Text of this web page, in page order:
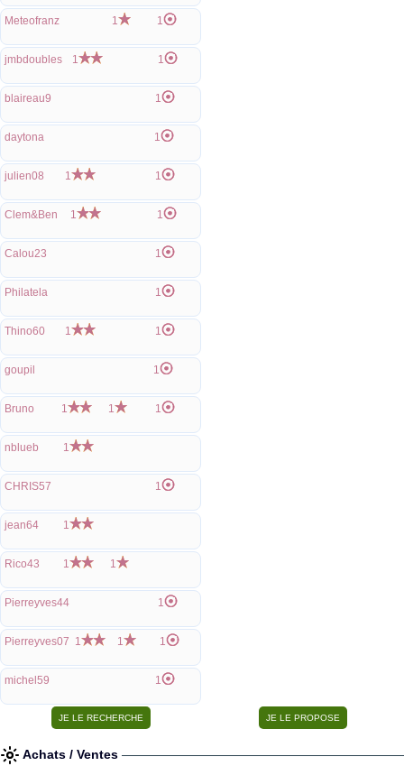
Meteofranz 1 1
jmbdoubles 1 1
blaireau9 1
daytona 1
julien08 1 1
Clem&Ben 1 1
Calou23 1
Philatela 1
Thino60 1 1
goupil 1
Bruno 1 1 1
nblueb 1
CHRIS57 1
jean64 1
Rico43 1 1
Pierreyves44 1
Pierreyves07 1 1 1
michel59 1
Achats / Ventes